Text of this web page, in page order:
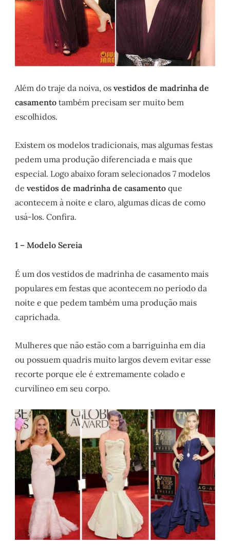
Além do traje da noiva, osvestidos de madrinha de
casamento também precisam ser muito bem
escolhidos.
Existem os modelos tradicionais, mas algumas festas
pedem uma produção diferenciada e mais que
especial. Logo abaixo foram selecionados 7 modelos
devestidos de madrinha de casamento que
acontecem à noite e claro, algumas dicas de como
usá-los. Confira.
1 – Modelo Sereia
É um dos vestidos de madrinha de casamento mais
populares em festas que acontecem no período da
noite e que pedem também uma produção mais
caprichada.
Mulheres que não estão com a barriguinha em dia
ou possuem quadris muito largos devem evitar esse
recorte porque ele é extremamente colado e
curvilíneo em seu corpo.